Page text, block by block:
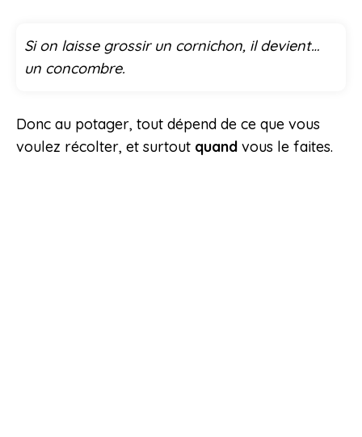
Si on laisse grossir un cornichon, il devient…
un concombre.
Donc au potager, tout dépend de ce que vous
voulez récolter, et surtout quand vous le faites.